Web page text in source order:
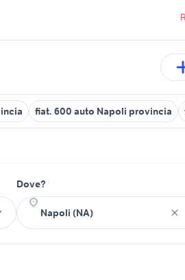
fiat. 600 auto Napoli provincia
Dove?